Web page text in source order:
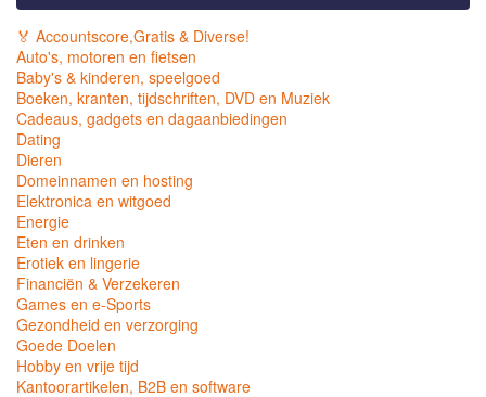
🏅 Accountscore,Gratis & Diverse!
Auto's, motoren en fietsen
Baby's & kinderen, speelgoed
Boeken, kranten, tijdschriften, DVD en Muziek
Cadeaus, gadgets en dagaanbiedingen
Dating
Dieren
Domeinnamen en hosting
Elektronica en witgoed
Energie
Eten en drinken
Erotiek en lingerie
Financiën & Verzekeren
Games en e-Sports
Gezondheid en verzorging
Goede Doelen
Hobby en vrije tijd
Kantoorartikelen, B2B en software